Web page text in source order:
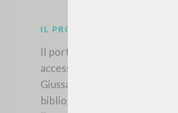
IL PROGETTO
Il portale raccoglie e rende
accessibili gli scritti di Luigi
Giussani: quasi 5000 voci
bibliografiche, testi integrali